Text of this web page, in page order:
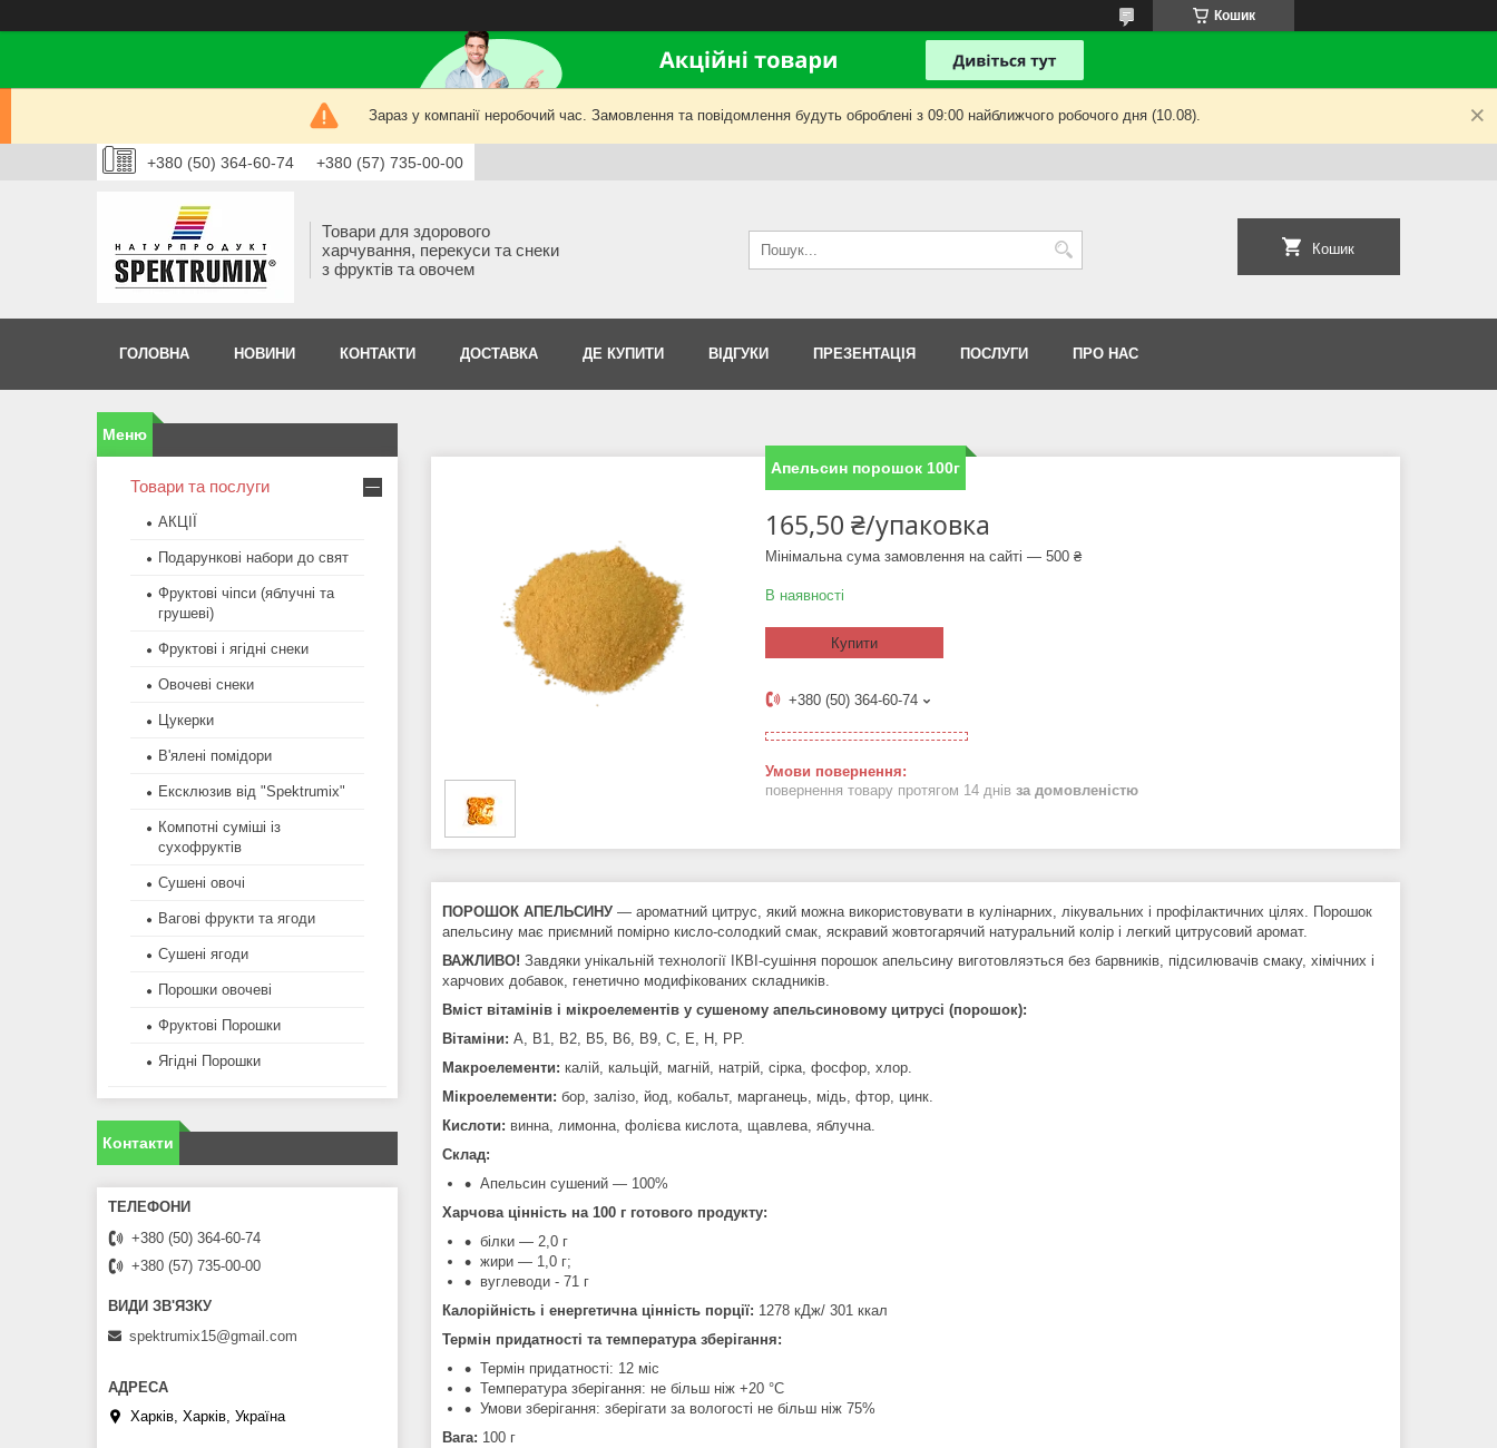
Кошик
Зараз у компанії неробочий час. Замовлення та повідомлення будуть оброблені з 09:00 найближчого робочого дня (10.08).
+380 (50) 364-60-74 +380 (57) 735-00-00
Товари для здорового
харчування, перекуси та снеки
з фруктів та овочем
Кошик
ГОЛОВНА НОВИНИ КОНТАКТИ ДОСТАВКА ДЕ КУПИТИ ВІДГУКИ ПРЕЗЕНТАЦІЯ ПОСЛУГИ ПРО НАС
Апельсин порошок 100г
165,50 ₴/упаковка
Мінімальна сума замовлення на сайті — 500 ₴
В наявності
Купити
+380 (50) 364-60-74
повернення товару протягом 14 днів за домовленістю
ПОРОШОК АПЕЛЬСИНУ — ароматний цитрус, який можна використовувати в кулінарних, лікувальних і профілактичних цілях. Порошок
апельсину має приємний помірно кисло-солодкий смак, яскравий жовтогарячий натуральний колір і легкий цитрусовий аромат.
ВАЖЛИВО! Завдяки унікальній технології ІКВІ-сушіння порошок апельсину виготовляэться без барвників, підсилювачів смаку, хімічних і
харчових добавок, генетично модифікованих складників.
Вміст вітамінів і мікроелементів у сушеному апельсиновому цитрусі (порошок):
Вітаміни: А, В1, В2, В5, В6, В9, C, Е, Н, PP.
Макроелементи: калій, кальцій, магній, натрій, сірка, фосфор, хлор.
Мікроелементи: бор, залізо, йод, кобальт, марганець, мідь, фтор, цинк.
Кислоти: винна, лимонна, фолієва кислота, щавлева, яблучна.
Склад:
Апельсин сушений — 100%
Харчова цінність на 100 г готового продукту:
білки — 2,0 г
жири — 1,0 г;
вуглеводи - 71 г
Калорійність і енергетична цінність порції: 1278 кДж/ 301 ккал
Термін придатності та температура зберігання:
Термін придатності: 12 міс
Температура зберігання: не більш ніж +20 °C
Умови зберігання: зберігати за вологості не більш ніж 75%
Вага: 100 г
Товари та послуги
АКЦІЇ
Подарункові набори до свят
Фруктові чіпси (яблучні та
грушеві)
Фруктові і ягідні снеки
Овочеві снеки
Цукерки
В'ялені помідори
Ексклюзив від "Spektrumix"
Компотні суміші із
сухофруктів
Сушені овочі
Вагові фрукти та ягоди
Сушені ягоди
Порошки овочеві
Фруктові Порошки
Ягідні Порошки
Контакти
+380 (50) 364-60-74
+380 (57) 735-00-00
spektrumix15@gmail.com
Харків, Харків, Україна